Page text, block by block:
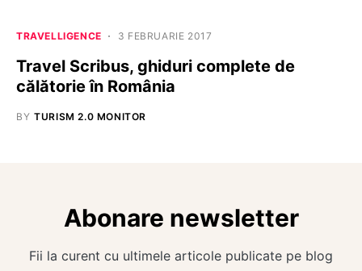
TRAVELLIGENCE 3 FEBRUARIE 2017
Travel Scribus, ghiduri complete de
călătorie în România
BY TURISM 2.0 MONITOR
Abonare newsletter
Fii la curent cu ultimele articole publicate pe blog